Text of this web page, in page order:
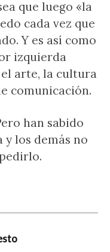
que luego «la
cada vez que
Y es así como
izquierda
arte, la cultura
comunicación.
han sabido
los demás no